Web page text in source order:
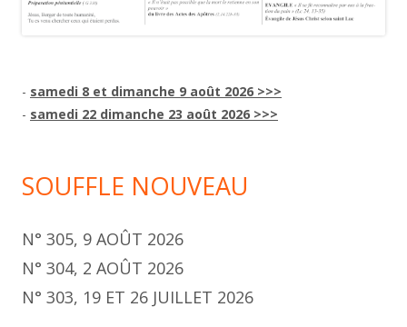
- samedi 8 et dimanche 9 août 2026 >>>
- samedi 22 dimanche 23 août 2026 >>>
SOUFFLE NOUVEAU
N° 305, 9 AOÛT 2026
N° 304, 2 AOÛT 2026
N° 303, 19 ET 26 JUILLET 2026